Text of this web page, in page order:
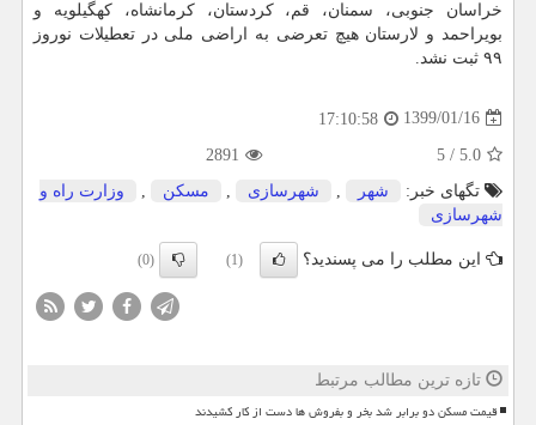
خراسان جنوبی، سمنان، قم، كردستان، كرمانشاه، كهگیلویه و
بویراحمد و لارستان هیچ تعرضی به اراضی ملی در تعطیلات نوروز
۹۹ ثبت نشد.
1399/01/16
17:10:58
5.0
/
5
2891
تگهای خبر:
شهر شهرسازی مسكن
وزارت راه و
شهرسازی
این مطلب را می پسندید؟ (1)
(0)
تازه ترین مطالب مرتبط
قیمت مسکن دو برابر شد بخر و بفروش ها دست از کار کشیدند